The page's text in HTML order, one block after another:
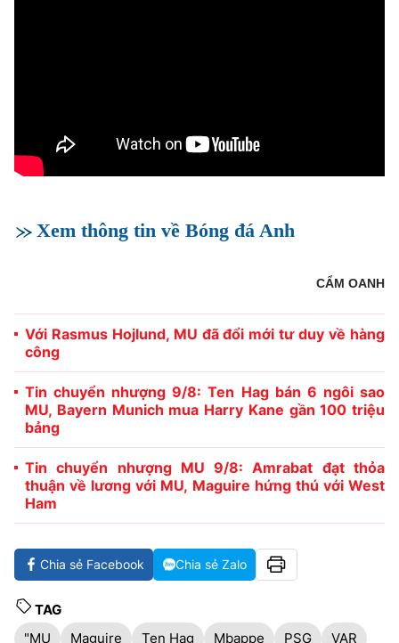
Xem thông tin về Bóng đá Anh
CẨM OANH
Với Rasmus Hojlund, MU đã đổi mới tư duy về hàng
công
Tin chuyển nhượng 9/8: Ten Hag bán 6 ngôi sao
MU, Bayern Munich mua Harry Kane gần 100 triệu
bảng
Tin chuyển nhượng MU 9/8: Amrabat đạt thỏa
thuận về lương với MU, Maguire hứng thú với West
Ham
Chia sẻ Facebook Chia sẻ Zalo
TAG
"MU
Maguire Ten Hag Mbappe PSG VAR